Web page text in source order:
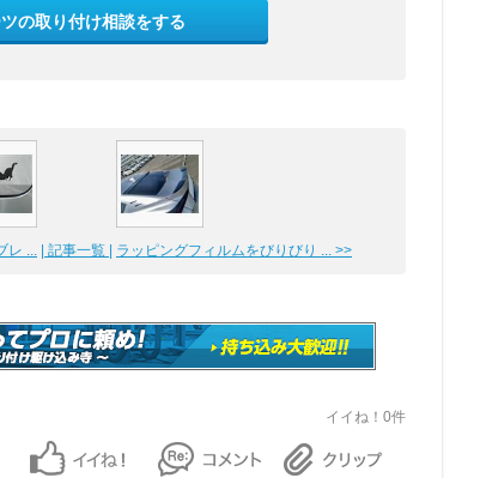
の取り付け相談をする
レ ... | 記事一覧 | ラッピングフィルムをびりびり ... >>
イイね！0件